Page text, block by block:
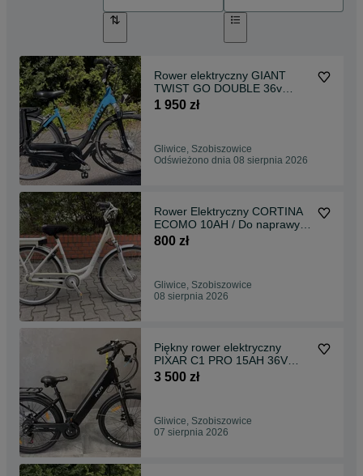
Rower elektryczny GIANT
TWIST GO DOUBLE 36v
16Ah nexus 8 /A
1 950 zł
Gliwice, Szobiszowice
Odświeżono dnia 08 sierpnia 2026
Rower Elektryczny CORTINA
ECOMO 10AH / Do naprawy
/B
800 zł
Gliwice, Szobiszowice
08 sierpnia 2026
Piękny rower elektryczny
PIXAR C1 PRO 15AH 36V
27,5 + GRATISY /NOWY /
3 500 zł
Gliwice, Szobiszowice
07 sierpnia 2026